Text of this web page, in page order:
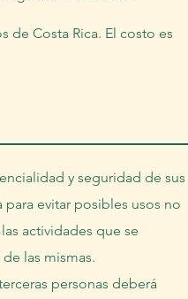
de Costa Rica. El costo es
y seguridad de sus
evitar posibles usos no
actividades que se
las mismas.
personas deberá